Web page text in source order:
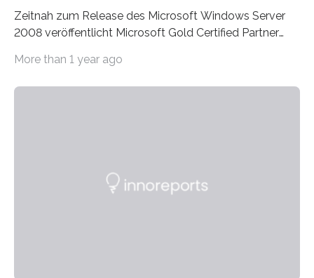
Zeitnah zum Release des Microsoft Windows Server
2008 veröffentlicht Microsoft Gold Certified Partner
More than 1 year ago